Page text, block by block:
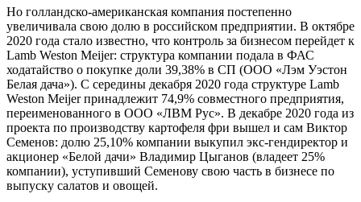
Но голландско-американская компания постепенно
увеличивала свою долю в российском предприятии. В октябре
2020 года стало известно, что контроль за бизнесом перейдет к
Lamb Weston Meijer: структура компании подала в ФАС
ходатайство о покупке доли 39,38% в СП (ООО «Лэм Уэстон
Белая дача»). С середины декабря 2020 года структуре Lamb
Weston Mеijer принадлежит 74,9% совместного предприятия,
переименованного в ООО «ЛВМ Рус». В декабре 2020 года из
проекта по производству картофеля фри вышел и сам Виктор
Семенов: долю 25,10% компании выкупил экс-гендиректор и
акционер «Белой дачи» Владимир Цыганов (владеет 25%
компании), уступивший Семенову свою часть в бизнесе по
выпуску салатов и овощей.